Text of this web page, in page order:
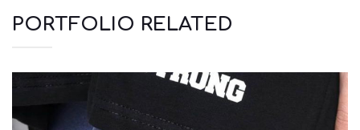
PORTFOLIO RELATED